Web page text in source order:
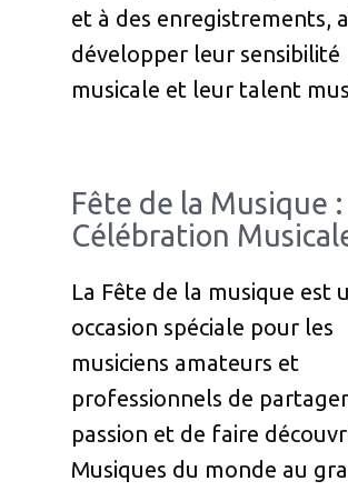
et à des enregistrements,
développer leur sensibilité
musicale et leur talent
Fête de la Musique :
Célébration
La Fête de la musique est
occasion spéciale pour les
musiciens amateurs et
professionnels de
passion et de faire
Musiques du monde au